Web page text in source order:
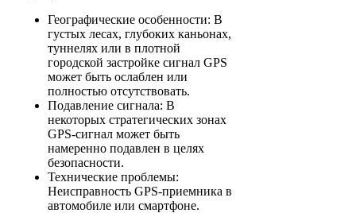
Географические особенности: В
густых лесах, глубоких каньонах,
туннелях или в плотной
городской застройке сигнал GPS
может быть ослаблен или
полностью отсутствовать.
Подавление сигнала: В
некоторых стратегических зонах
GPS-сигнал может быть
намеренно подавлен в целях
безопасности.
Технические проблемы:
Неисправность GPS-приемника в
автомобиле или смартфоне.